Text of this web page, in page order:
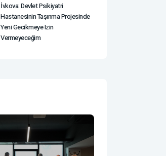
İvkova: Devlet Psikiyatri
Hastanesinin Taşınma Projesinde
Yeni Gecikmeye Izin
Vermeyeceğim